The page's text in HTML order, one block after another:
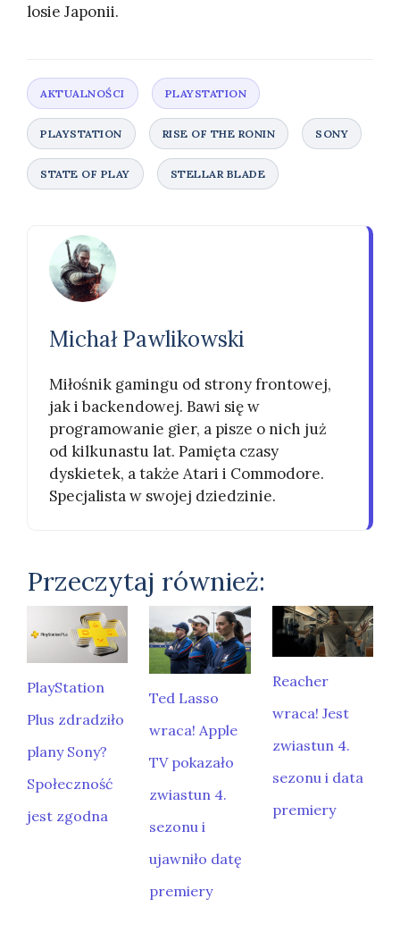
losie Japonii.
Michał Pawlikowski
Miłośnik gamingu od strony frontowej,
jak i backendowej. Bawi się w
programowanie gier, a pisze o nich już
od kilkunastu lat. Pamięta czasy
dyskietek, a także Atari i Commodore.
Specjalista w swojej dziedzinie.
Przeczytaj również:
PlayStation
Plus zdradziło
plany Sony?
Społeczność
jest zgodna
Ted Lasso
wraca! Apple
TV pokazało
zwiastun 4.
sezonu i
ujawniło datę
premiery
Reacher
wraca! Jest
zwiastun 4.
sezonu i data
premiery